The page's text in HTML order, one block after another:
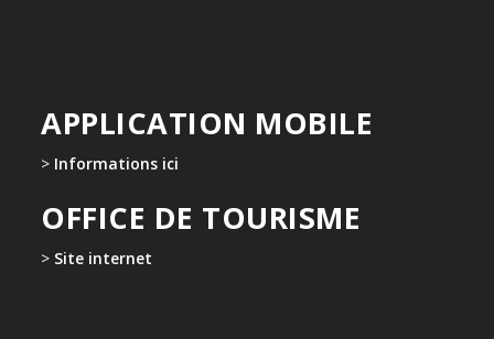
APPLICATION MOBILE
> Informations ici
OFFICE DE TOURISME
> Site internet